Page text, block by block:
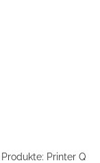
Printer Q